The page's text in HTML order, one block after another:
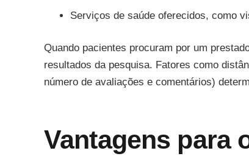
Serviços de saúde oferecidos, como
Quando pacientes procuram por um
resultados da pesquisa. Fatores como
número de avaliações e comentários)
Vantagens para